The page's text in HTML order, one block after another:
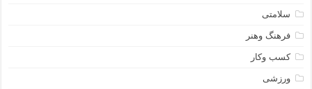
سلامتی
فرهنگ وهنر
کسب وکار
ورزشی